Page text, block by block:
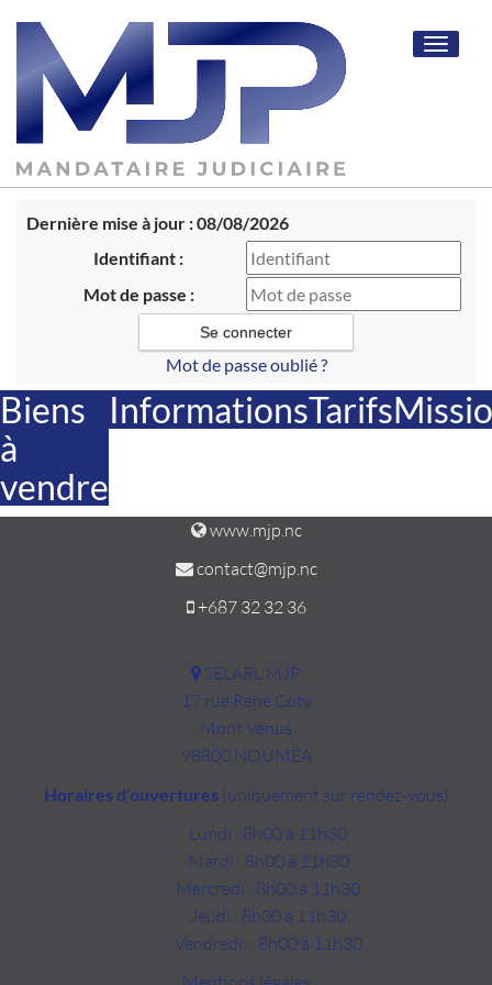
Toggle
Dernière mise à jour : 08/08/2026
Identifiant :
Mot de passe :
Mot de passe oublié ?
Biens
à
vendre
InformationsTarifs
www.mjp.nc
contact@mjp.nc
+687 32 32 36
SELARL MJP
17 rue René Coty
Mont Vénus
98800 NOUMÉA
Horaires d’ouvertures (uniquement sur rendez-vous)
Lundi : 8h00 à 11h30
Mardi : 8h00 à 11h30
Mercredi : 8h00 à 11h30
Jeudi : 8h00 à 11h30
Vendredi: : 8h00 à 11h30